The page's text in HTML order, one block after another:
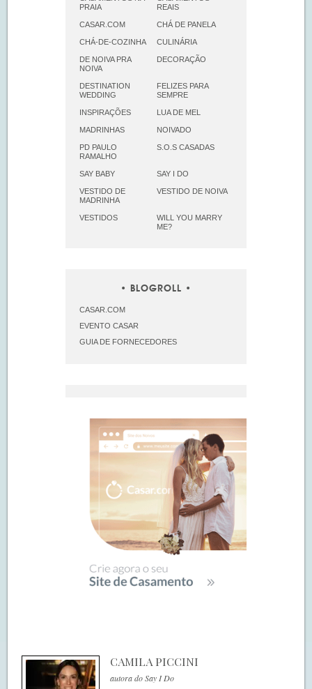
PRAIA
REAIS
CASAR.COM CHÁ DE PANELA
CHÁ-DE-COZINHA CULINÁRIA
DE NOIVA PRA
NOIVA
DECORAÇÃO
DESTINATION
WEDDING
FELIZES PARA
SEMPRE
INSPIRAÇÕES LUA DE MEL
MADRINHAS NOIVADO
PD PAULO
RAMALHO
S.O.S CASADAS
SAY BABY SAY I DO
VESTIDO DE
MADRINHA
VESTIDO DE NOIVA
VESTIDOS
WILL YOU MARRY
ME?
BLOGROLL
CASAR.COM
EVENTO CASAR
GUIA DE FORNECEDORES
CAMILA PICCINI
autora do Say I Do